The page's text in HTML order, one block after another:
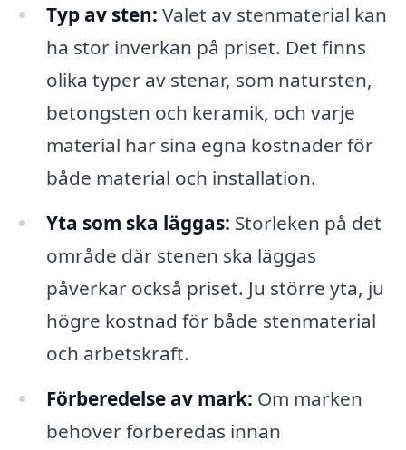
Typ av sten: Valet av stenmaterial kan
ha stor inverkan på priset. Det finns
olika typer av stenar, som natursten,
betongsten och keramik, och varje
material har sina egna kostnader för
både material och installation.
Yta som ska läggas: Storleken på det
område där stenen ska läggas
påverkar också priset. Ju större yta, ju
högre kostnad för både stenmaterial
och arbetskraft.
Förberedelse av mark: Om marken
behöver förberedas innan